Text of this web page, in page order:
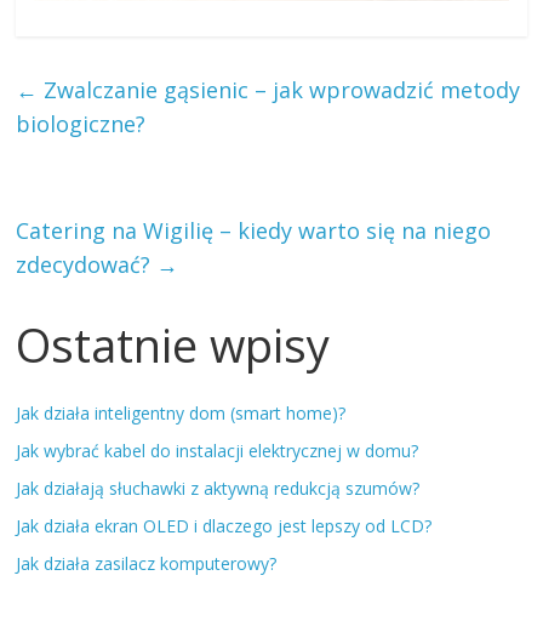
← Zwalczanie gąsienic – jak wprowadzić metody
biologiczne?
Catering na Wigilię – kiedy warto się na niego
zdecydować? →
Ostatnie wpisy
Jak działa inteligentny dom (smart home)?
Jak wybrać kabel do instalacji elektrycznej w domu?
Jak działają słuchawki z aktywną redukcją szumów?
Jak działa ekran OLED i dlaczego jest lepszy od LCD?
Jak działa zasilacz komputerowy?